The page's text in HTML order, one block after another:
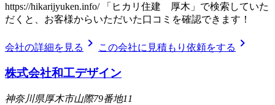
https://hikarijyuken.info/ 「ヒカリ住建 厚木」で検索していた
だくと、お客様からいただいた口コミを確認できます！
会社の詳細を見る chevron_right この会社に見積もり依頼をする chevron_right
株式会社和工デザイン
神奈川県厚木市山際79番地11